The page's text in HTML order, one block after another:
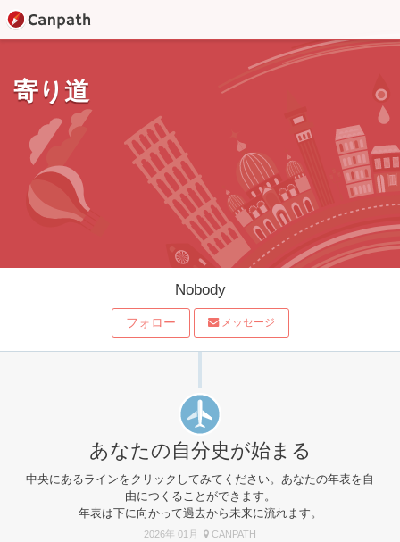
寄り道
Nobody
フォロー メッセージ
あなたの自分史が始まる
中央にあるラインをクリックしてみてください。あなたの年表を自
由につくることができます。
年表は下に向かって過去から未来に流れます。
2026年 01月 CANPATH